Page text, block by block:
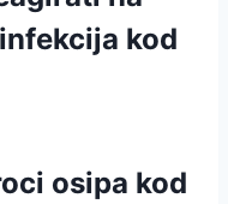
kod
osipa kod